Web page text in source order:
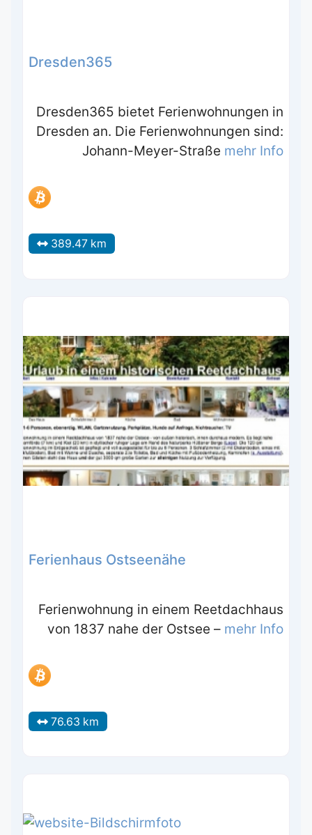
Dresden365
Dresden365 bietet Ferienwohnungen in
Dresden an. Die Ferienwohnungen sind:
Johann-Meyer-Straße mehr Info
389.47 km
Ferienhaus Ostseenähe
Ferienwohnung in einem Reetdachhaus
von 1837 nahe der Ostsee – mehr Info
76.63 km